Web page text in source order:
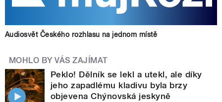
Audiosvět Českého rozhlasu na jednom místě
MOHLO BY VÁS ZAJÍMAT
Peklo! Dělník se lekl a utekl, ale díky
jeho zapadlému kladivu byla brzy
objevena Chýnovská jeskyně